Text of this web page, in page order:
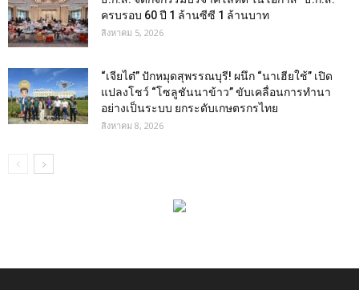
ครบรอบ 60 ปี 1 ล้านซีซี 1 ล้านบาท
สิงหาคม 5, 2026
“เจียไต๋” ปักหมุดสุพรรณบุรี! ผนึก “นาเฮียใช้” เปิด
แปลงโชว์ “โซลูชันนาข้าว” ขับเคลื่อนการทำนา
อย่างเป็นระบบ ยกระดับเกษตรกรไทย
สิงหาคม 8, 2026